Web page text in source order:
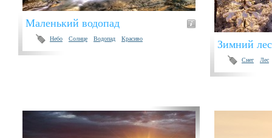
Маленький водопад
Небо Солнце Водопад Красиво Зимний лес
Снег Лес